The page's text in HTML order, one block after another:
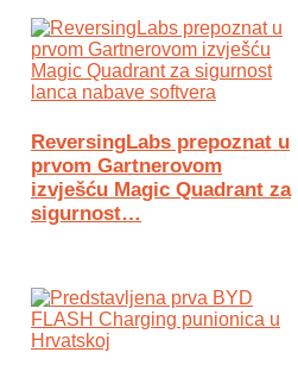
ReversingLabs prepoznat u
prvom Gartnerovom
izvješću Magic Quadrant za
sigurnost…